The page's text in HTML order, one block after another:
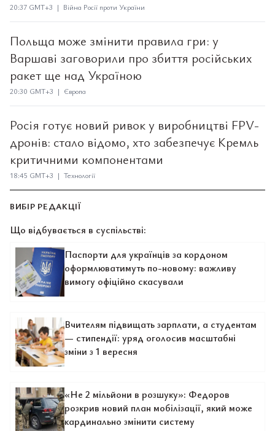
20:37 GMT+3 | Війна Росії проти України
Польща може змінити правила гри: у
Варшаві заговорили про збиття російських
ракет ще над Україною
20:30 GMT+3 | Європа
Росія готує новий ривок у виробництві FPV-
дронів: стало відомо, хто забезпечує Кремль
критичними компонентами
18:45 GMT+3 | Технології
ВИБІР РЕДАКЦІЇ
Що відбувається в суспільстві:
Паспорти для українців за кордоном
оформлюватимуть по-новому: важливу
вимогу офіційно скасували
Вчителям підвищать зарплати, а студентам
— стипендії: уряд оголосив масштабні
зміни з 1 вересня
«Не 2 мільйони в розшуку»: Федоров
розкрив новий план мобілізації, який може
кардинально змінити систему